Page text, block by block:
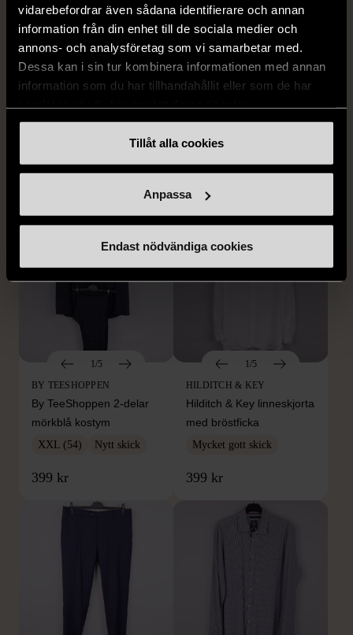
vidarebefordrar även sådana identifierare och annan
information från din enhet till de sociala medier och
annons- och analysföretag som vi samarbetar med.
Dessa kan i sin tur kombinera informationen med annan
information som du har tillhandahållit eller som de har
Tillåt alla cookies
Anpassa
Endast nödvändiga cookies
1/5
STENSTRÖMS
1/5
BOSS
Mycket gott skick
1/5
BY TEESHOPPEN
By TeeShoppen 2-delar
mörkblå kostym
XXL (54) Nytt skick
399 kr
1/5
HILDITCH & KEY
Hilditch & Key linneskjorta
med bröstficka
Mycket gott skick
399 kr